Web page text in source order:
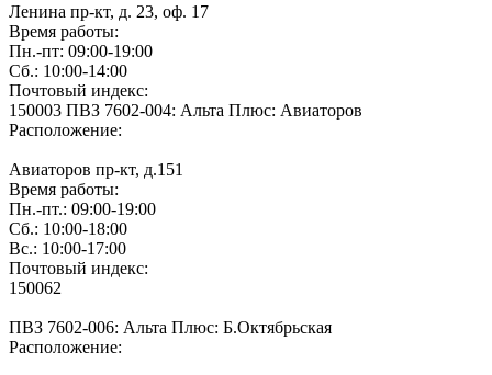
Ленина пр-кт, д. 23, оф. 17
Время работы:
Пн.-пт: 09:00-19:00
Сб.: 10:00-14:00
Почтовый индекс:
150003 ПВЗ 7602-004: Альта Плюс: Авиаторов
Расположение:
Авиаторов пр-кт, д.151
Время работы:
Пн.-пт.: 09:00-19:00
Сб.: 10:00-18:00
Вс.: 10:00-17:00
Почтовый индекс:
150062
ПВЗ 7602-006: Альта Плюс: Б.Октябрьская
Расположение: